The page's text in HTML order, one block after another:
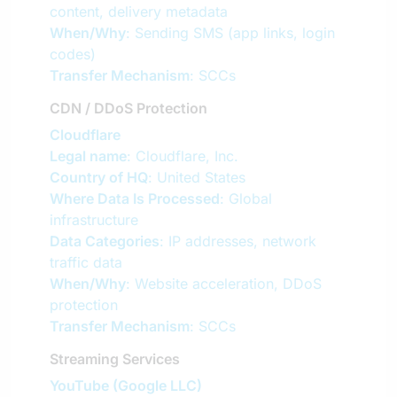
content, delivery metadata
When/Why: Sending SMS (app links, login
codes)
Transfer Mechanism: SCCs
CDN / DDoS Protection
Cloudflare
Legal name: Cloudflare, Inc.
Country of HQ: United States
Where Data Is Processed: Global
infrastructure
Data Categories: IP addresses, network
traffic data
When/Why: Website acceleration, DDoS
protection
Transfer Mechanism: SCCs
Streaming Services
YouTube (Google LLC)